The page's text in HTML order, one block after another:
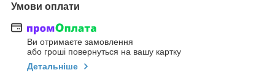
Умови оплати
Ви отримаєте замовлення
або гроші повернуться на вашу картку
Детальніше